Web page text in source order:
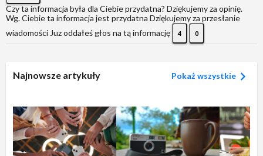
Czy ta informacja była dla Ciebie przydatna? Dziękujemy za opinię.
Wg. Ciebie ta informacja jest przydatna Dziękujemy za przesłanie
wiadomości Juz oddałeś głos na tą informację 4 0
Najnowsze artykuły Pokaż wszystkie